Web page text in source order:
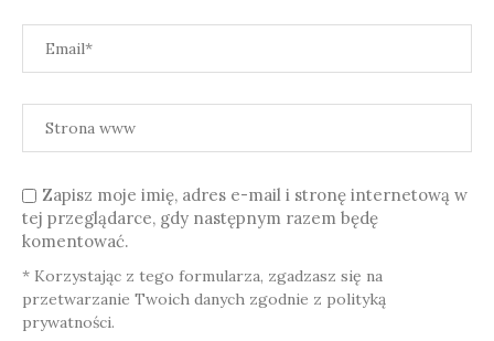
Zapisz moje imię, adres e-mail i stronę internetową w
tej przeglądarce, gdy następnym razem będę
komentować.
* Korzystając z tego formularza, zgadzasz się na
przetwarzanie Twoich danych zgodnie z polityką
prywatności.